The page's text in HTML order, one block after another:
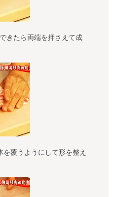
きたら両端を押さえて成
覆うようにして形を整え